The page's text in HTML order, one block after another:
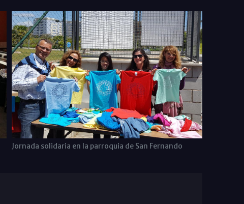
Jornada solidaria en la parroquia de San Fernando